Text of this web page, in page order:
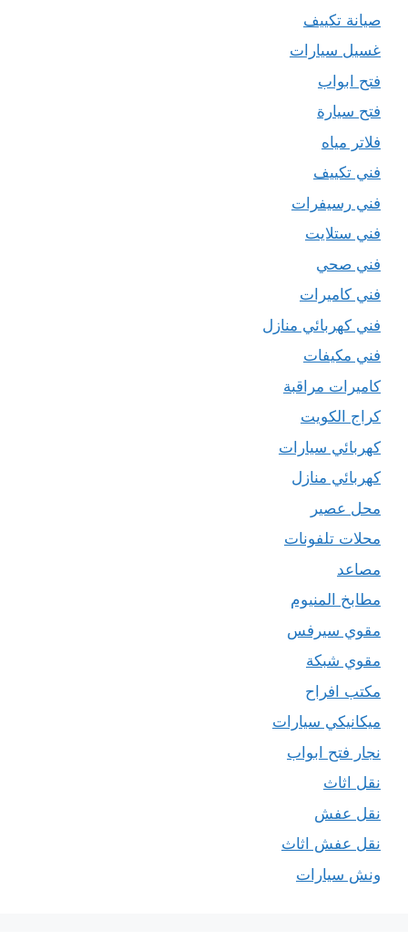
صيانة تكييف
غسيل سيارات
فتح ابواب
فتح سيارة
فلاتر مياه
فني تكييف
فني رسيفرات
فني ستلايت
فني صحي
فني كاميرات
فني كهربائي منازل
فني مكيفات
كاميرات مراقبة
كراج الكويت
كهربائي سيارات
كهربائي منازل
محل عصير
محلات تلفونات
مصاعد
مطابخ المنيوم
مقوي سيرفس
مقوي شبكة
مكتب افراح
ميكانيكي سيارات
نجار فتح ابواب
نقل اثاث
نقل عفش
نقل عفش اثاث
ونش سيارات